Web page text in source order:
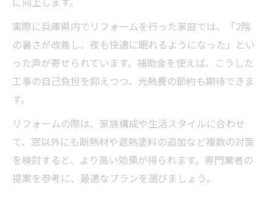
実際に兵庫県内でリフォームを行った家庭では、「2階
の暑さが改善し、夜も快適に眠れるようになった」とい
った声が寄せられています。補助金を使えば、こうした
工事の自己負担を抑えつつ、光熱費の節約も期待できま
す。
リフォームの際は、家族構成や生活スタイルに合わせ
て、窓以外にも断熱材や遮熱塗料の追加など複数の対策
を検討すると、より高い効果が得られます。専門業者の
提案を参考に、最適なプランを選びましょう。